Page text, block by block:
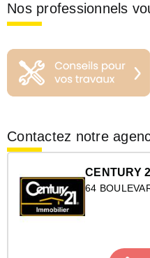
Nos professionnels
Contactez notre
CENTURY
64